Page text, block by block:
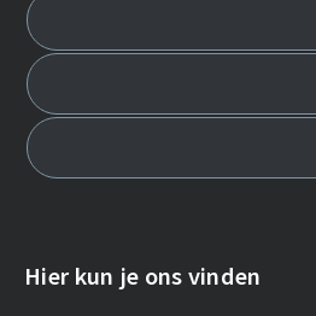
Hier kun je ons vinden